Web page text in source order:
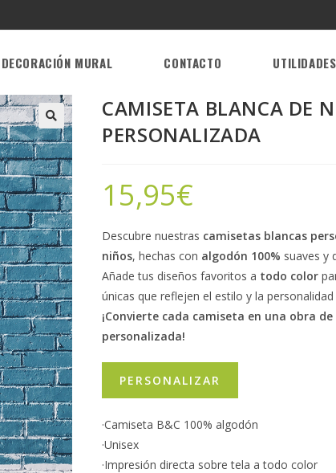
DECORACIÓN MURAL CONTACTO UTILIDADES
CAMISETA BLANCA DE
PERSONALIZADA
15,95€
Descubre nuestras camisetas blancas
niños, hechas con algodón 100% suaves y
Añade tus diseños favoritos a todo color
únicas que reflejen el estilo y la
¡Convierte cada camiseta en una obra
personalizada!
PERSONALIZAR
·Camiseta B&C 100% algodón
·Unisex
·Impresión directa sobre tela a todo color